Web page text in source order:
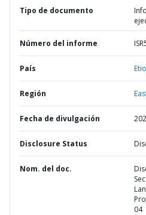
Tipo de documento
Número del informe
País
Región
Fecha de divulgación
Disclosure Status
Nom. del doc.
04